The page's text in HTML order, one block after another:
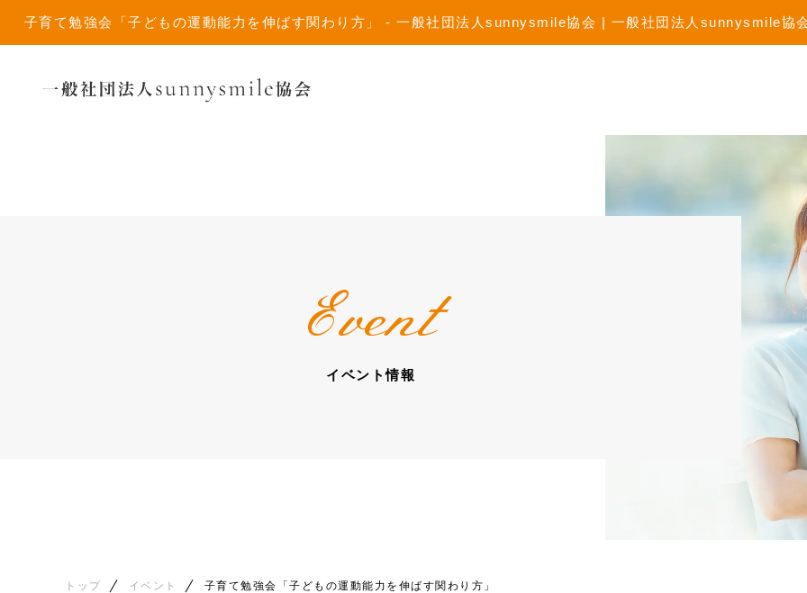
子育て勉強会「子どもの運動能力を伸ばす関わり方」 - 一般社団法人sunnysmile協会 | 一般社団法人sunnysmile協
Event
イベント情報
トップ イベント 子育て勉強会「子どもの運動能力を伸ばす関わり方」